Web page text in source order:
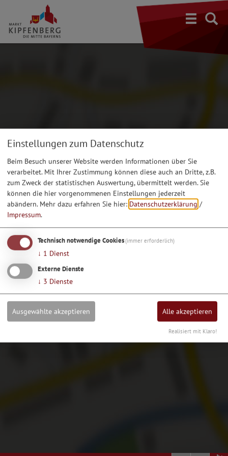
Möchten Sie von Google Maps bereitgestellte externe Inhalte
laden?
Einstellungen zum Datenschutz
Beim Besuch unserer Website werden Informationen über Sie
verarbeitet. Mit Ihrer Zustimmung können diese auch an Dritte, z.B.
zum Zweck der statistischen Auswertung, übermittelt werden. Sie
können die hier vorgenommenen Einstellungen jederzeit
abändern. Mehr dazu erfahren Sie hier: Datenschutzerklärung /
Impressum.
Technisch notwendige Cookies(immer erforderlich)
↓ 1 Dienst
Externe Dienste
↓ 3 Dienste
Ausgewählte akzeptieren Alle akzeptieren
Realisiert mit Klaro!